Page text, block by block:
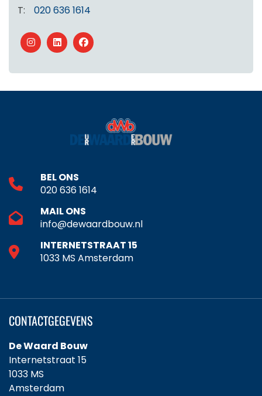
T:
020 636 1614
BEL ONS
020 636 1614
MAIL ONS
info@dewaardbouw.nl
INTERNETSTRAAT 15
1033 MS Amsterdam
CONTACTGEGEVENS
De Waard Bouw
Internetstraat 15
1033 MS
Amsterdam